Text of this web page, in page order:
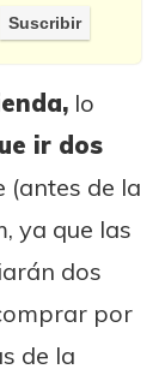
lo
ir dos
(antes de la
ya que las
dos
por
de la